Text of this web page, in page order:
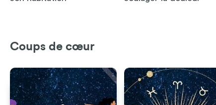
Coups de cœur